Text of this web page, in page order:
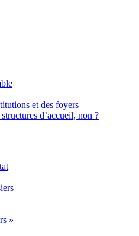
et des foyers
d’accueil, non ?
»